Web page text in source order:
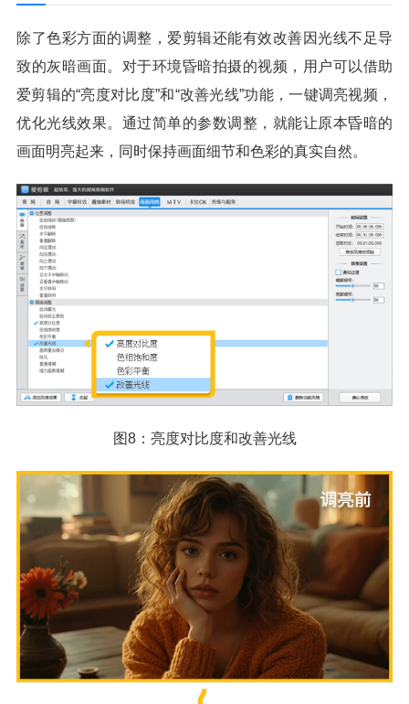
除了色彩方面的调整，爱剪辑还能有效改善因光线不足导
致的灰暗画面。对于环境昏暗拍摄的视频，用户可以借助
爱剪辑的“亮度对比度”和“改善光线”功能，一键调亮视频，
优化光线效果。通过简单的参数调整，就能让原本昏暗的
画面明亮起来，同时保持画面细节和色彩的真实自然。
图8：亮度对比度和改善光线